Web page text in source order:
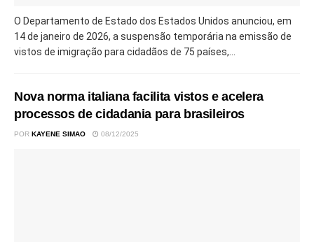
O Departamento de Estado dos Estados Unidos anunciou, em
14 de janeiro de 2026, a suspensão temporária na emissão de
vistos de imigração para cidadãos de 75 países,...
Nova norma italiana facilita vistos e acelera
processos de cidadania para brasileiros
POR KAYENE SIMAO 08/12/2025